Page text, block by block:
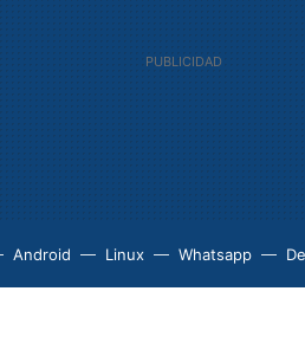
Android Linux Whatsapp